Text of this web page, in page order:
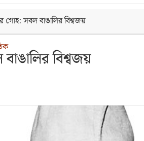
গোহ: সবল বাঙালির বিশ্বজয়
বিশ্বজয়